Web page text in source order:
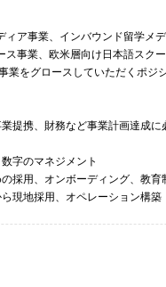
ィア事業、インバウンド留学メ
ス事業、欧米層向け日本語スク
業をグロースしていただくポジシ
提携、財務など事業計画達成に
字のマネジメント
採用、オンボーディング、教育
現地採用、オペレーション構築